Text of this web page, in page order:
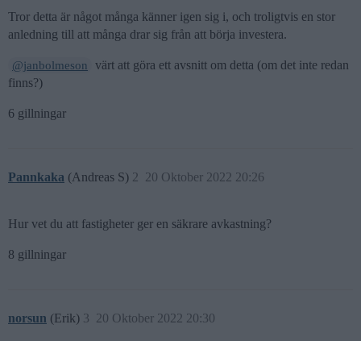
Tror detta är något många känner igen sig i, och troligtvis en stor
anledning till att många drar sig från att börja investera.
@janbolmeson
värt att göra ett avsnitt om detta (om det inte redan
finns?)
6 gillningar
Pannkaka (Andreas S) 20 Oktober 2022 20:26
2
Hur vet du att fastigheter ger en säkrare avkastning?
8 gillningar
norsun (Erik) 20 Oktober 2022 20:30
3